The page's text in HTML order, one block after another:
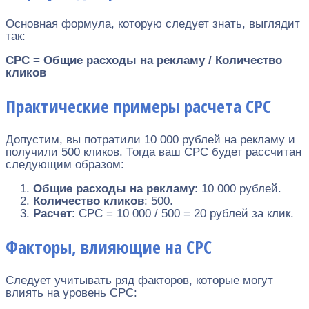
Основная формула, которую следует знать, выглядит
так:
CPC = Общие расходы на рекламу / Количество
кликов
Практические примеры расчета CPC
Допустим, вы потратили 10 000 рублей на рекламу и
получили 500 кликов. Тогда ваш CPC будет рассчитан
следующим образом:
Общие расходы на рекламу: 10 000 рублей.
Количество кликов: 500.
Расчет: CPC = 10 000 / 500 = 20 рублей за клик.
Факторы, влияющие на CPC
Следует учитывать ряд факторов, которые могут
влиять на уровень CPC: